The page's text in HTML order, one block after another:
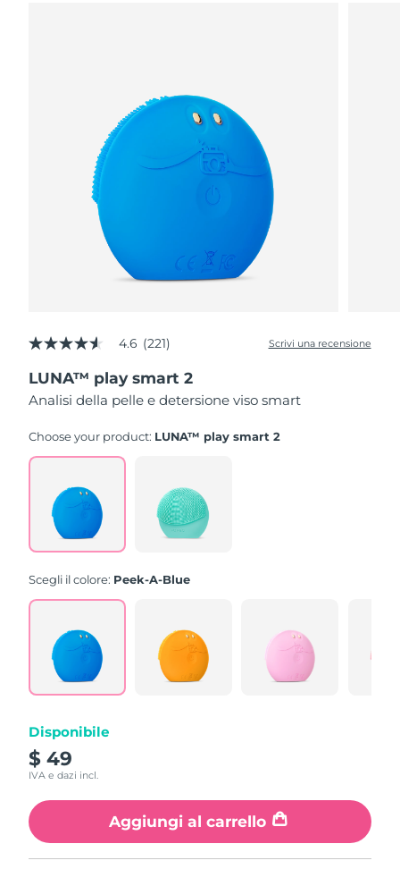
4.6
su
5
,
di
medio.
Reviews.
Stesso
alla
4.6 (221) Scrivi una recensione
LUNA™ play smart 2
Analisi della pelle e detersione viso smart
Choose your product: LUNA™ play smart 2
Scegli il colore: Peek-A-Blue
Disponibile
$ 49
IVA e dazi incl.
Aggiungi al carrello